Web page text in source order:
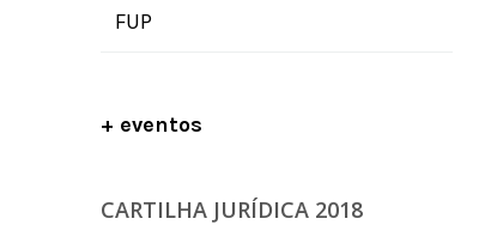
FUP
+ eventos
CARTILHA JURÍDICA 2018